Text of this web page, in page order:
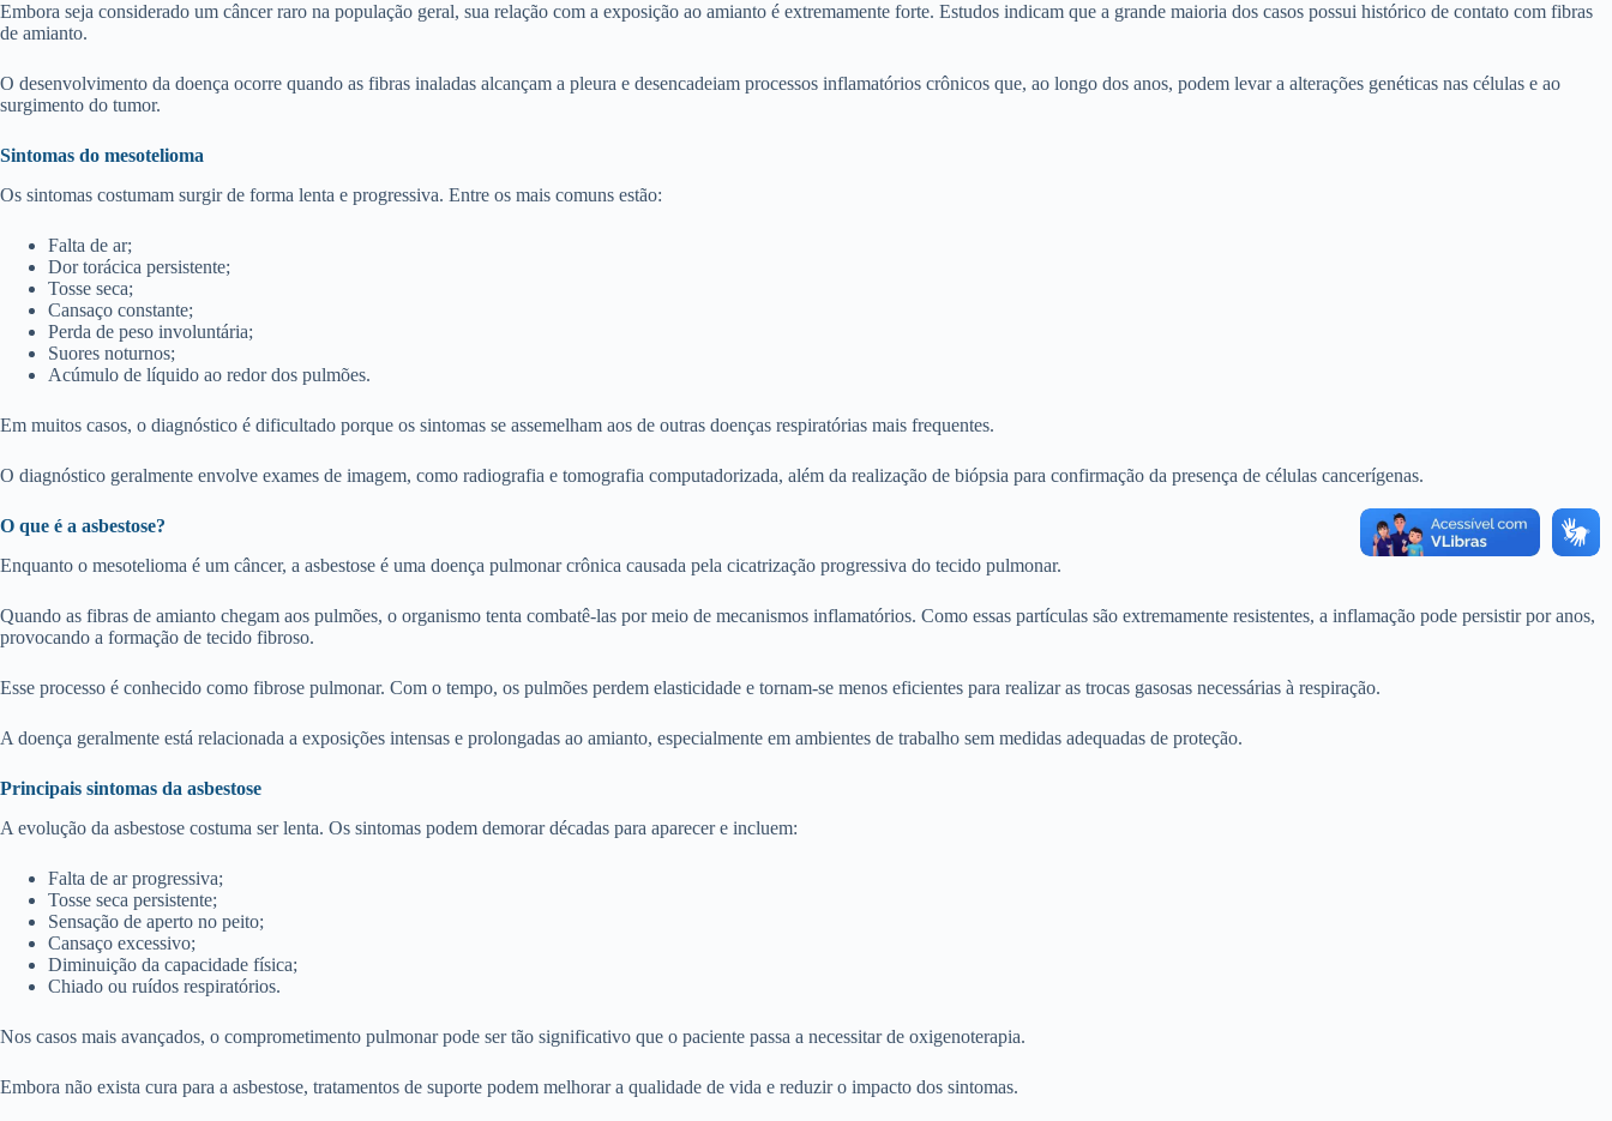
Embora seja considerado um câncer raro na população geral, sua relação com a exposição ao amianto é extremamente forte. Estudos indicam que a grande maioria dos casos possui histórico de contato com fibras
de amianto.
O desenvolvimento da doença ocorre quando as fibras inaladas alcançam a pleura e desencadeiam processos inflamatórios crônicos que, ao longo dos anos, podem levar a alterações genéticas nas células e ao
surgimento do tumor.
Sintomas do mesotelioma
Os sintomas costumam surgir de forma lenta e progressiva. Entre os mais comuns estão:
Falta de ar;
Dor torácica persistente;
Tosse seca;
Cansaço constante;
Perda de peso involuntária;
Suores noturnos;
Acúmulo de líquido ao redor dos pulmões.
Em muitos casos, o diagnóstico é dificultado porque os sintomas se assemelham aos de outras doenças respiratórias mais frequentes.
O diagnóstico geralmente envolve exames de imagem, como radiografia e tomografia computadorizada, além da realização de biópsia para confirmação da presença de células cancerígenas.
O que é a asbestose?
Enquanto o mesotelioma é um câncer, a asbestose é uma doença pulmonar crônica causada pela cicatrização progressiva do tecido pulmonar.
Quando as fibras de amianto chegam aos pulmões, o organismo tenta combatê-las por meio de mecanismos inflamatórios. Como essas partículas são extremamente resistentes, a inflamação pode persistir por anos,
provocando a formação de tecido fibroso.
Esse processo é conhecido como fibrose pulmonar. Com o tempo, os pulmões perdem elasticidade e tornam-se menos eficientes para realizar as trocas gasosas necessárias à respiração.
A doença geralmente está relacionada a exposições intensas e prolongadas ao amianto, especialmente em ambientes de trabalho sem medidas adequadas de proteção.
Principais sintomas da asbestose
A evolução da asbestose costuma ser lenta. Os sintomas podem demorar décadas para aparecer e incluem:
Falta de ar progressiva;
Tosse seca persistente;
Sensação de aperto no peito;
Cansaço excessivo;
Diminuição da capacidade física;
Chiado ou ruídos respiratórios.
Nos casos mais avançados, o comprometimento pulmonar pode ser tão significativo que o paciente passa a necessitar de oxigenoterapia.
Embora não exista cura para a asbestose, tratamentos de suporte podem melhorar a qualidade de vida e reduzir o impacto dos sintomas.